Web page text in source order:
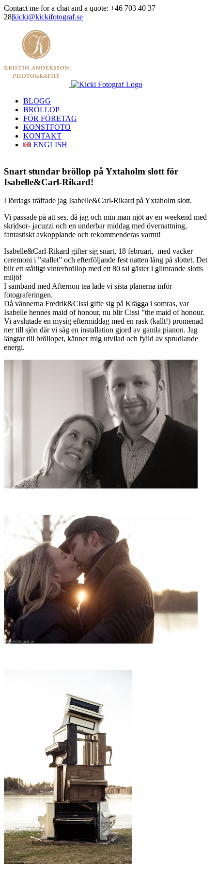
Skip
to
Contact me for a chat and a quote: +46 703 40 37
28|kicki@kickifotograf.se
BLOGG
BRÖLLOP
FÖR FÖRETAG
KONSTFOTO
KONTAKT
ENGLISH
Snart stundar bröllop på Yxtaholm slott för
Isabelle&Carl-Rikard!
I lördags träffade jag Isabelle&Carl-Rikard på Yxtaholm slott.
Vi passade på att ses, då jag och min man njöt av en weekend med
skridsor- jacuzzi och en underbar middag med övernattning,
fantastiskt avkopplande och rekommenderas varmt!
Isabelle&Carl-Rikard gifter sig snart, 18 februari, med vacker
ceremoni i ”stallet” och efterföljande fest natten lång på slottet. Det
blir ett ståtligt vinterbröllop med ett 80 tal gäster i glimrande slotts
miljö!
I samband med Afternon tea lade vi sista planerna inför
fotograferingen.
Då vännerna Fredrik&Cissi gifte sig på Krägga i somras, var
Isabelle hennes maid of honour, nu blir Cissi ”the maid of honour.
Vi avslutade en mysig eftermiddag med en rask (kallt!) promenad
ner till sjön där vi såg en installation gjord av gamla pianon. Jag
längtar till bröllopet, känner mig utvilad och fylld av sprudlande
energi.